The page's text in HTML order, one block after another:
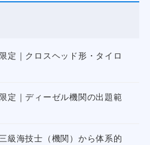
定｜クロスヘッド形・タイロ
定｜ディーゼル機関の出題範
級海技士（機関）から体系的